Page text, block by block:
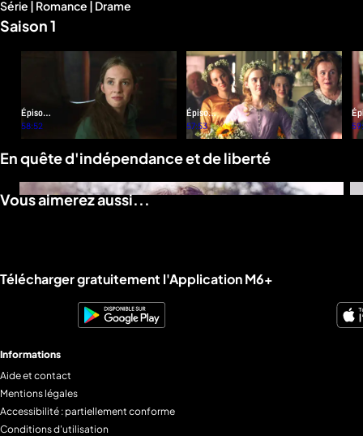
Série | Romance | Drame
Saison 1
Épisode
1
58:52
Épisode
2
57:53
3
En quête d'indépendance et de liberté
Vous aimerez aussi...
Liens utiles M6+.
Télécharger gratuitement l'Application M6+
Informations
Aide et contact
Mentions légales
Accessibilité : partiellement conforme
Conditions d'utilisation